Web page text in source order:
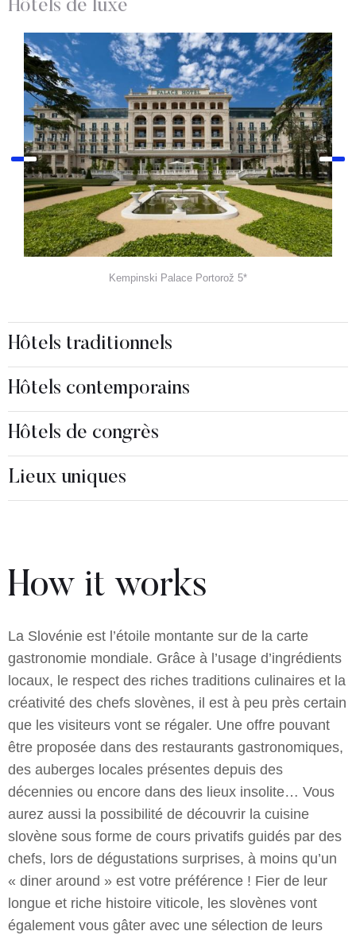
Hôtels de luxe
Kempinski Palace Portorož 5*
Hôtels traditionnels
Hôtels contemporains
Hôtels de congrès
Lieux uniques
How it works
La Slovénie est l’étoile montante sur de la carte
gastronomie mondiale. Grâce à l’usage d’ingrédients
locaux, le respect des riches traditions culinaires et la
créativité des chefs slovènes, il est à peu près certain
que les visiteurs vont se régaler. Une offre pouvant
être proposée dans des restaurants gastronomiques,
des auberges locales présentes depuis des
décennies ou encore dans des lieux insolite… Vous
aurez aussi la possibilité de découvrir la cuisine
slovène sous forme de cours privatifs guidés par des
chefs, lors de dégustations surprises, à moins qu’un
« diner around » est votre préférence ! Fier de leur
longue et riche histoire viticole, les slovènes vont
également vous gâter avec une sélection de leurs